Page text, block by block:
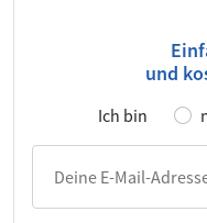
und
Ich bin
Deine E-Mail-